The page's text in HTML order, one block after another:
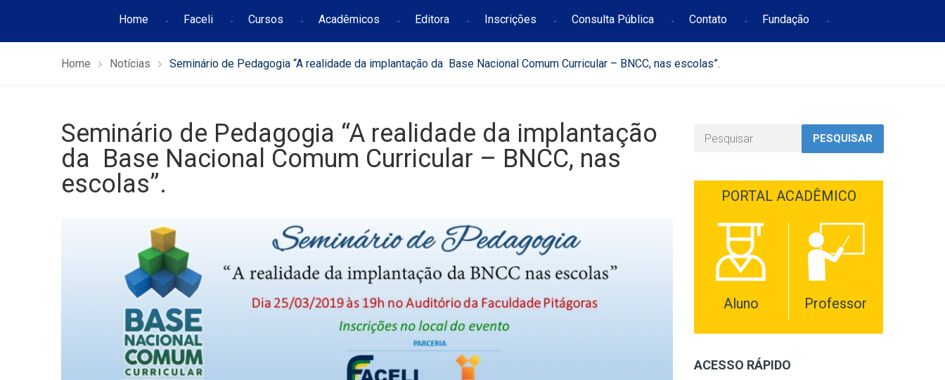
Home Faceli Cursos Acadêmicos Editora Inscrições Consulta Pública Contato Fundação
Home Notícias Seminário de Pedagogia “A realidade da implantação da Base Nacional Comum Curricular – BNCC, nas escolas”.
Seminário de Pedagogia “A realidade da implantação
da Base Nacional Comum Curricular – BNCC, nas
escolas”.
PESQUISAR
PORTAL ACADÊMICO
Aluno Professor
ACESSO RÁPIDO